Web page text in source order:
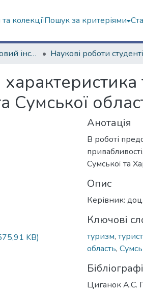
колекціїПошук за критеріями
Навчально-науковий інститут "Каразінський інститут міжнародних відносин та туристичного бізнесу"
Сумської
KB)
Анотація
В роботі
Сумської та
Опис
Керівник:
Ключові
туризм,
область,
Циганок А.С.